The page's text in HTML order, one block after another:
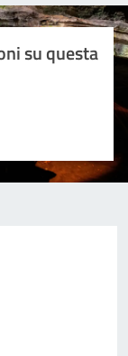
su questa